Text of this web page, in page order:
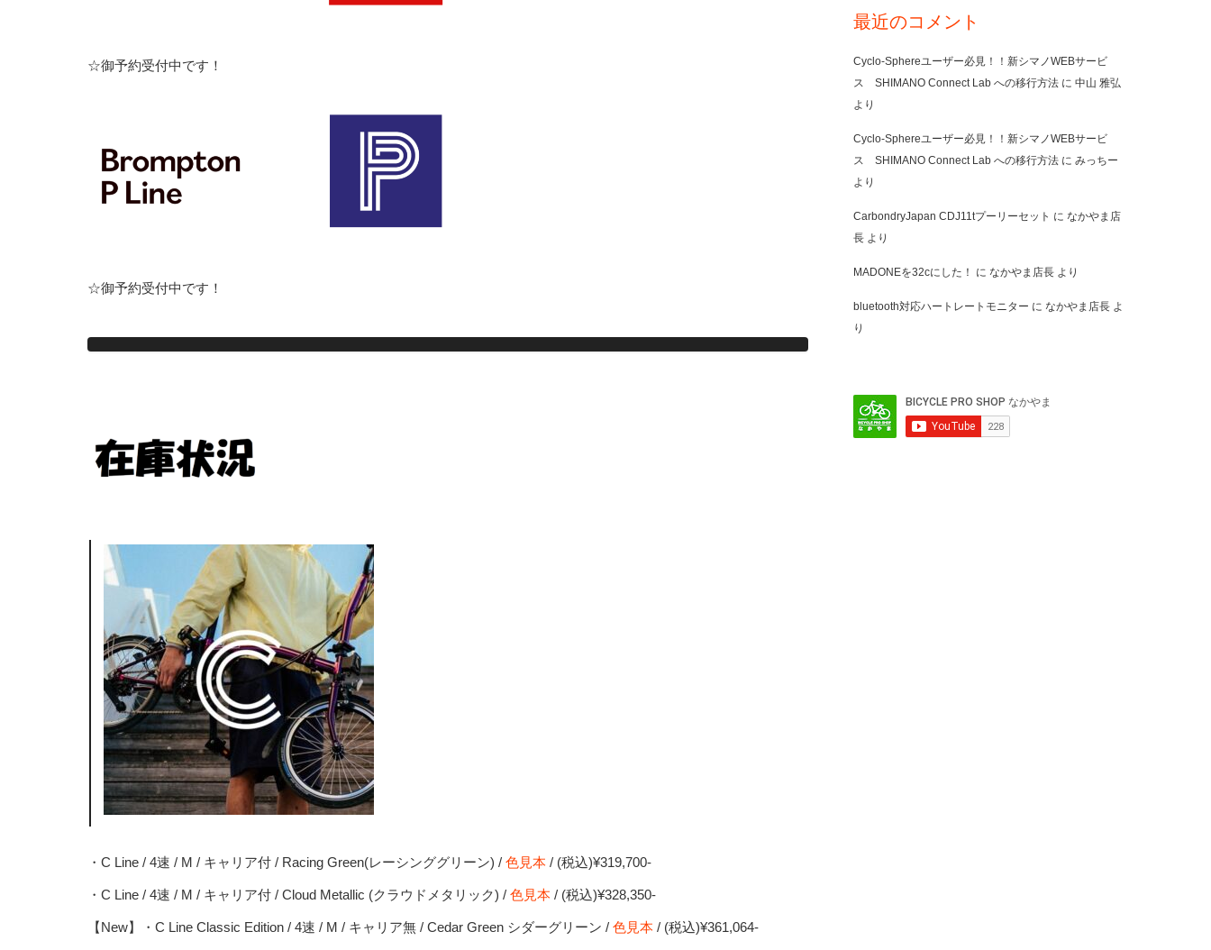
☆御予約受付中です！
☆御予約受付中です！
・C Line / 4速 / M / キャリア付 / Racing Green(レーシンググリーン) / 色見本 / (税込)¥319,700-
・C Line / 4速 / M / キャリア付 / Cloud Metallic (クラウドメタリック) / 色見本 / (税込)¥328,350-
【New】・C Line Classic Edition / 4速 / M / キャリア無 / Cedar Green シダーグリーン / 色見本 / (税込)¥361,064-
最近のコメント
Cyclo-Sphereユーザー必見！！新シマノWEBサービ
ス SHIMANO Connect Lab への移行方法 に 中山 雅弘
より
Cyclo-Sphereユーザー必見！！新シマノWEBサービ
ス SHIMANO Connect Lab への移行方法 に みっちー
より
CarbondryJapan CDJ11tプーリーセット に なかやま店
長 より
MADONEを32cにした！ に なかやま店長 より
bluetooth対応ハートレートモニター に なかやま店長 よ
り